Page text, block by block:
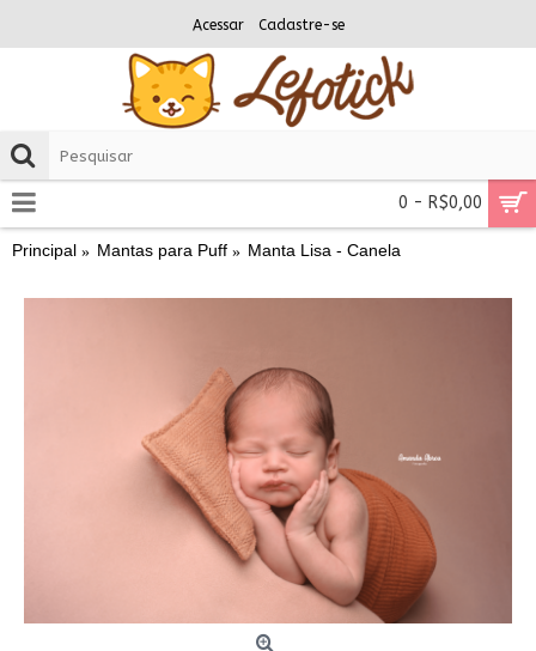
Acessar Cadastre-se
0 - R$0,00
Principal Mantas para Puff Manta Lisa - Canela